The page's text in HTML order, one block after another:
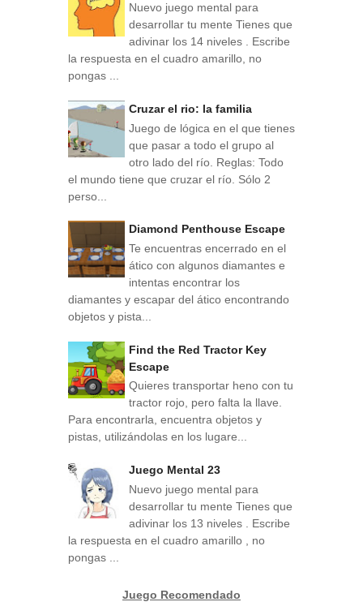
Nuevo juego mental para
desarrollar tu mente Tienes que
adivinar los 14 niveles . Escribe
la respuesta en el cuadro amarillo, no
pongas ...
Cruzar el rio: la familia
Juego de lógica en el que tienes
que pasar a todo el grupo al
otro lado del río. Reglas: Todo
el mundo tiene que cruzar el río. Sólo 2
perso...
Diamond Penthouse Escape
Te encuentras encerrado en el
ático con algunos diamantes e
intentas encontrar los
diamantes y escapar del ático encontrando
objetos y pista...
Find the Red Tractor Key
Escape
Quieres transportar heno con tu
tractor rojo, pero falta la llave.
Para encontrarla, encuentra objetos y
pistas, utilizándolas en los lugare...
Juego Mental 23
Nuevo juego mental para
desarrollar tu mente Tienes que
adivinar los 13 niveles . Escribe
la respuesta en el cuadro amarillo , no
pongas ...
Juego Recomendado